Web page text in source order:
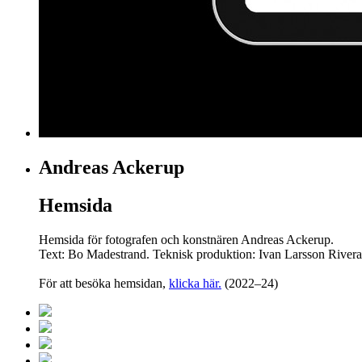
Andreas Ackerup
Hemsida
Hemsida för fotografen och konstnären Andreas Ackerup.
Text: Bo Madestrand. Teknisk produktion: Ivan Larsson
För att besöka hemsidan, klicka här. (2022–24)